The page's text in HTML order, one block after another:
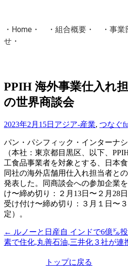
・ Home ・ ・ 組合概要 ・ ・ 事業
せ ・
国土交通省・経済産業省・農林水産
PPIH 海外事業仕入れ
の世界商談会
2023年2月15日 アジア-産業, つなぐ
パン・パシフィック・インターナ
（本社：東京都目黒区、以下、
工食品事業者を対象とする、日本
同社の海外店舗用仕入れ担当者と
発表した。同商談会への参加企業
け〜締め切り：２月13日〜２月28
受け付け〜締め切り：３月１日〜
定）。
投
稿
← ルノーと日産自 インドで6億㌦
素で住化,丸善石油,三井化３社が連
トップに戻る